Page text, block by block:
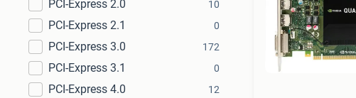
PCI-Express 2.0 10
PCI-Express 2.1 0
PCI-Express 3.0 172
PCI-Express 3.1 0
PCI-Express 4.0 12